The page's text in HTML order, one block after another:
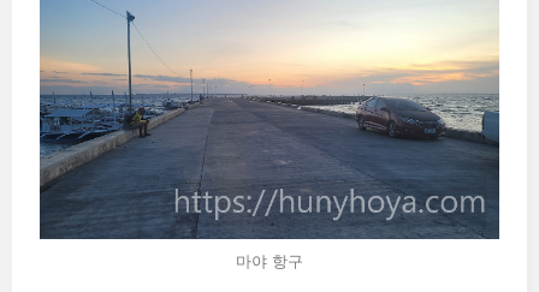
마야 항구